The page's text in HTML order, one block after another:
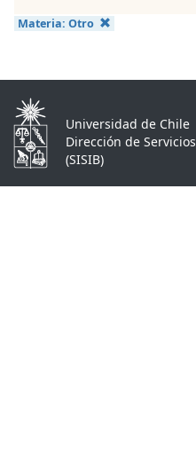
Materia: Otro
Universidad de Chile
Dirección de
(SISIB)